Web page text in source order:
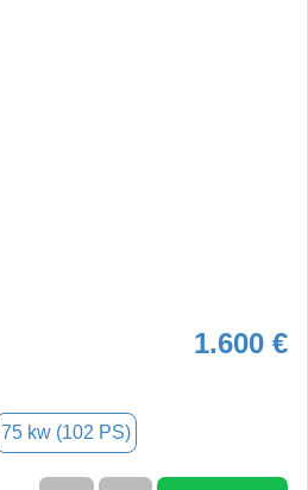
1.600 €
75 kw (102 PS)